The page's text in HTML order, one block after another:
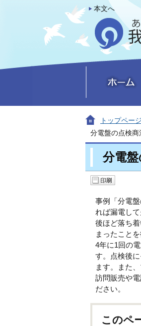
本文へ
トップページ
分電盤の点検
分電
事例「分電
れば漏電し
後ほど落ち
まったこと
4年に1回の
す。点検後
ます。また
訪問販売や
ださい。
このペ